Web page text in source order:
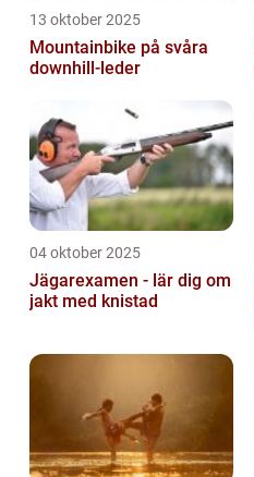
13 oktober 2025
Mountainbike på svåra
downhill-leder
04 oktober 2025
Jägarexamen - lär dig om
jakt med knistad